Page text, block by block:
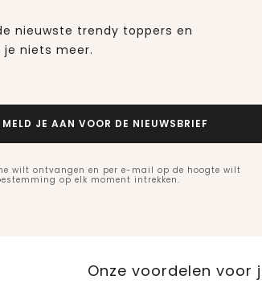
nieuwste trendy toppers en
niets meer.
MELD JE AAN VOOR DE NIEUWSBRIEF
wilt ontvangen en per e-mail op de hoogte wilt
op elk moment intrekken.
Onze voordelen voor